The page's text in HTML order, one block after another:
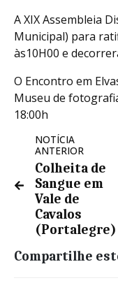
A XIX Assembleia
Municipal) para
às10H00 e
O Encontro em
Museu de
18:00h
NOTÍCIA
ANTERIOR
Colheita de
Sangue em
Vale de
Cavalos
(Portalegre)
Compartilhe